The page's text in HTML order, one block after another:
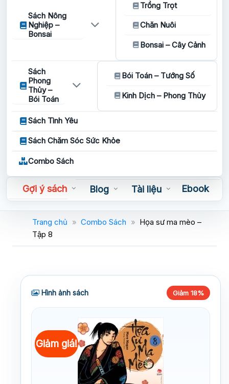
Sách Nông
Nghiệp –
Bonsai
Trồng Trọt
Chăn Nuôi
Bonsai – Cây Cảnh
Sách
Phong
Thủy –
Bói Toán
Bói Toán – Tướng Số
Kinh Dịch – Phong Thủy
Sách Tình Yêu
Sách Chăm Sóc Sức Khỏe
Combo Sách
Gợi ý sách Blog Tài liệu
Ebook
Sách nói
Trang chủ » Combo Sách » Họa sư ma mèo –
Tập 8
Hình ảnh sách Giảm 18%
Giảm giá!